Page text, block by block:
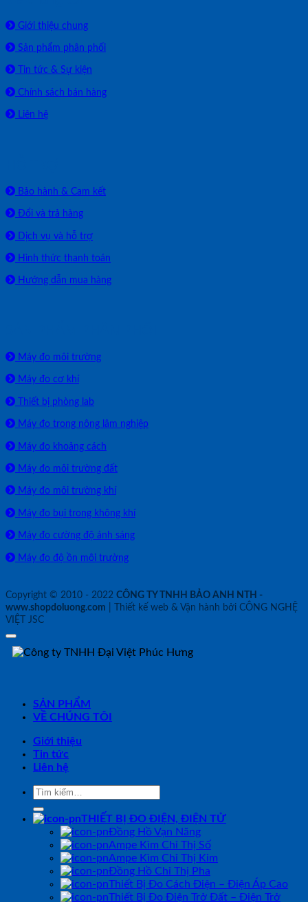
Giới thiệu chung
Sản phẩm phân phối
Tin tức & Sự kiện
Chính sách bán hàng
Liên hệ
Bảo hành & Cam kết
Đổi và trả hàng
Dịch vụ và hỗ trợ
Hình thức thanh toán
Hướng dẫn mua hàng
Máy đo môi trường
Máy đo cơ khí
Thiết bị phòng lab
Máy đo trong nông lâm nghiệp
Máy đo khoảng cách
Máy đo môi trường đất
Máy đo môi trường khí
Máy đo bụi trong không khí
Máy đo cường độ ánh sáng
Máy đo độ ồn môi trường
Copyright © 2010 - 2022 CÔNG TY TNHH BẢO ANH NTH -
www.shopdoluong.com | Thiết kế web & Vận hành bởi CÔNG NGHỆ
VIỆT JSC
SẢN PHẨM
VỀ CHÚNG TÔI
Giới thiệu
Tin tức
Liên hệ
Tìm
THIẾT BỊ ĐO ĐIỆN, ĐIỆN TỬ
Đồng Hồ Vạn Năng
Ampe Kìm Chỉ Thị Số
Ampe Kìm Chỉ Thị Kim
Đồng Hồ Chỉ Thị Pha
Thiết Bị Đo Cách Điện – Điện Áp Cao
Thiết Bị Đo Điện Trở Đất – Điện Trở